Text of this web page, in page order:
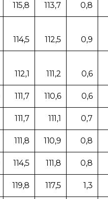
115,8 113,7 0,8
114,5 112,5 0,9
112,1 111,2 0,6
111,7 110,6 0,6
111,7 111,1 0,7
111,8 110,9 0,8
114,5 111,8 0,8
119,8 117,5 1,3